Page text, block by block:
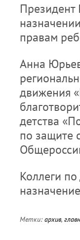
Президент
правам
Анна
движения
детства
по защите
Коллеги
Метки: архив,